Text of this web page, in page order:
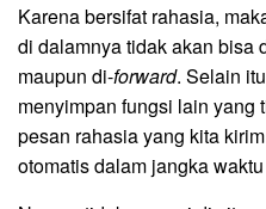
Karena bersifat rahasia,
di dalamnya tidak akan bisa
maupun di-forward. Selain
menyimpan fungsi lain yang
pesan rahasia yang kita
otomatis dalam jangka